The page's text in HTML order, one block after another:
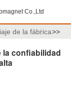
Co.,Ltd
de la fábrica>>
la confiabilidad